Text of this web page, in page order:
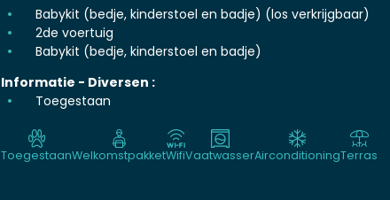
Babykit (bedje, kinderstoel en badje) (los verkrijgbaar)
2de voertuig
Babykit (bedje, kinderstoel en badje)
Informatie - Diversen :
Toegestaan
ToegestaanWelkomstpakketWifiVaatwasserAirconditioningTerras